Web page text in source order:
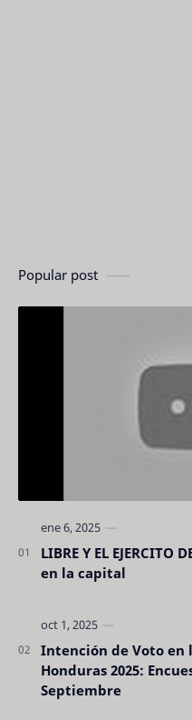
Popular post
LIBRE Y EL
en la capital
Intención de Voto en
Honduras 2025:
Septiembre